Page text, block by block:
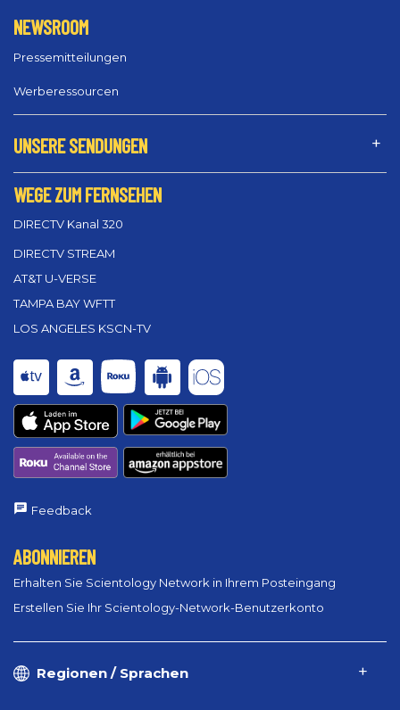
NEWSROOM
Pressemitteilungen
Werberessourcen
UNSERE SENDUNGEN
WEGE ZUM FERNSEHEN
DIRECTV Kanal 320
DIRECTV STREAM
AT&T U-VERSE
TAMPA BAY WFTT
LOS ANGELES KSCN-TV
Feedback
ABONNIEREN
Erhalten Sie Scientology Network in Ihrem Posteingang
Erstellen Sie Ihr Scientology-Network-Benutzerkonto
Regionen / Sprachen